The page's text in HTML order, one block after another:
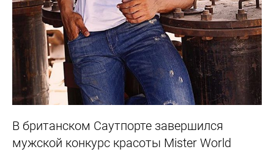
В британском Саутпорте завершился
мужской конкурс красоты Mister World